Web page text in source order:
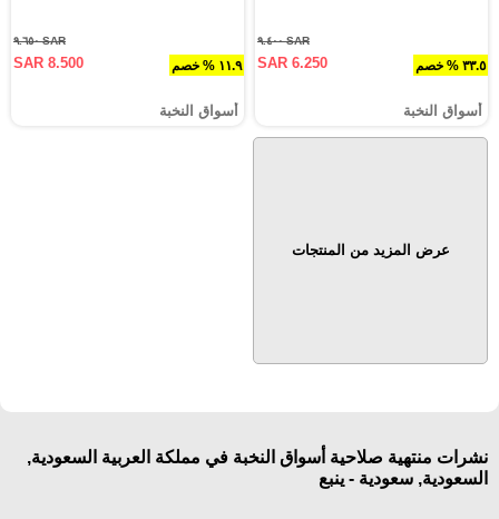
٣٣.٥ % خصم
SAR ٩.٤٠٠
SAR 6.250
أسواق النخبة
١١.٩ % خصم
SAR ٩.٦٥٠
SAR 8.500
أسواق النخبة
عرض المزيد من المنتجات
نشرات منتهية صلاحية أسواق النخبة في مملكة العربية السعودية,
السعودية, سعودية - ينبع